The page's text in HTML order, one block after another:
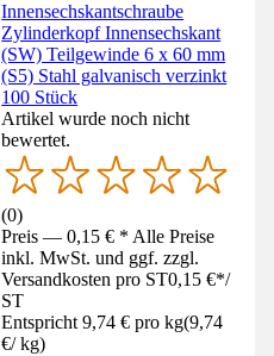
Innensechskantschraube
Zylinderkopf Innensechskant
(SW) Teilgewinde 6 x 60 mm
(S5) Stahl galvanisch verzinkt
100 Stück
Artikel wurde noch nicht
bewertet.
(0)
Preis — 0,15 € * Alle Preise
inkl. MwSt. und ggf. zzgl.
Versandkosten pro ST0,15 €*/
ST
Entspricht 9,74 € pro kg(9,74
€/ kg)